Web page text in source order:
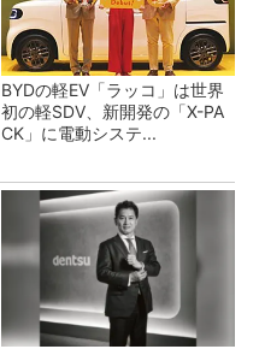
BYDの軽EV「ラッコ」は世界
初の軽SDV、新開発の「X-PA
CK」に電動システ...